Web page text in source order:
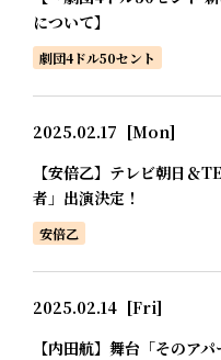
について】
劇団4ドル50セント
2025.02.17 [Mon]
【安倍乙】テレビ朝日＆
者」出演決定！
安倍乙
2025.02.14 [Fri]
【内田航】舞台「そのア